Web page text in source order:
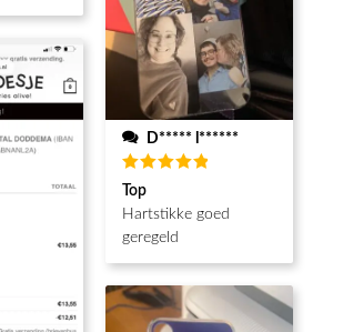
D***** l******
Waardering
5 uit 5
Top
Hartstikke goed
geregeld